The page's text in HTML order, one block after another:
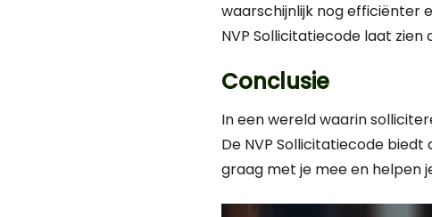
waarschijnlijk nog efficiënter
NVP Sollicitatiecode laat
Conclusie
In een wereld waarin
De NVP Sollicitatiecode
graag met je mee en helpen